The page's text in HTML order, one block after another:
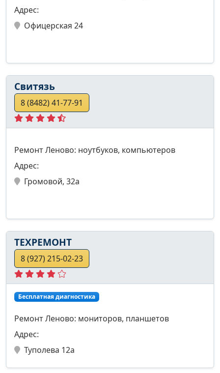
Адрес:
Офицерская 24
Свитязь
8 (8482) 41-77-91
Ремонт Леново: ноутбуков, компьютеров
Адрес:
Громовой, 32а
ТЕХРЕМОНТ
8 (927) 215-02-23
Бесплатная диагностика
Ремонт Леново: мониторов, планшетов
Адрес:
Туполева 12а